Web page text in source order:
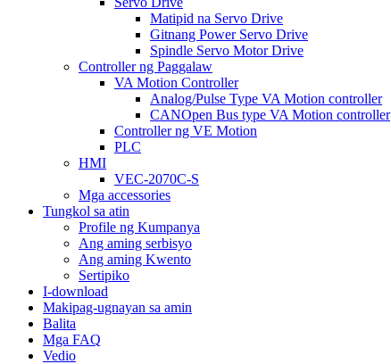
Matipid na Servo Drive
Gitnang Power Servo Drive
Spindle Servo Motor Drive
Controller ng Paggalaw
VA Motion Controller
Analog/Pulse Type VA Motion controller
CANOpen Bus type VA Motion controller
Controller ng VE Motion
PLC
HMI
VEC-2070C-S
Mga accessories
Tungkol sa atin
Profile ng Kumpanya
Ang aming serbisyo
Ang aming Kwento
Sertipiko
I-download
Makipag-ugnayan sa amin
Balita
Mga FAQ
Vedio